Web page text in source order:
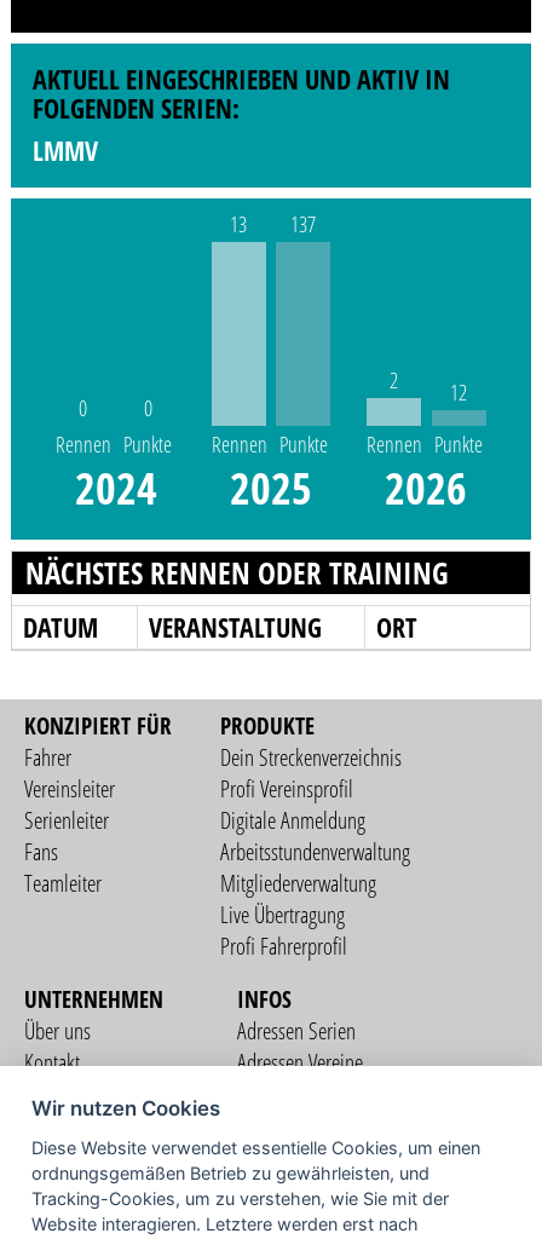
AKTUELL EINGESCHRIEBEN UND AKTIV IN
FOLGENDEN SERIEN:
LMMV
0
Rennen
0
Punkte
2024
13
Rennen
137
Punkte
2025
2
Rennen
12
Punkte
2026
NÄCHSTES RENNEN ODER TRAINING
DATUM VERANSTALTUNG ORT
KONZIPIERT FÜR
Fahrer
Vereinsleiter
Serienleiter
Fans
Teamleiter
PRODUKTE
Dein Streckenverzeichnis
Profi Vereinsprofil
Digitale Anmeldung
Arbeitsstundenverwaltung
Mitgliederverwaltung
Live Übertragung
Profi Fahrerprofil
UNTERNEHMEN
Über uns
Kontakt
Nutzungsbedingungen
Datenschutzerklärung
Impressum
INFOS
Adressen Serien
Adressen Vereine
COMMUNITY
Wir nutzen Cookies
Diese Website verwendet essentielle Cookies, um einen
ordnungsgemäßen Betrieb zu gewährleisten, und
Tracking-Cookies, um zu verstehen, wie Sie mit der
Website interagieren. Letztere werden erst nach